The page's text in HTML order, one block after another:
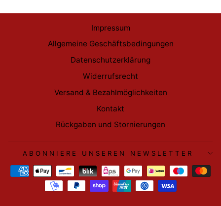
Impressum
Allgemeine Geschäftsbedingungen
Datenschutzerklärung
Widerrufsrecht
Versand & Bezahlmöglichkeiten
Kontakt
Rückgaben und Stornierungen
ABONNIERE UNSEREN NEWSLETTER